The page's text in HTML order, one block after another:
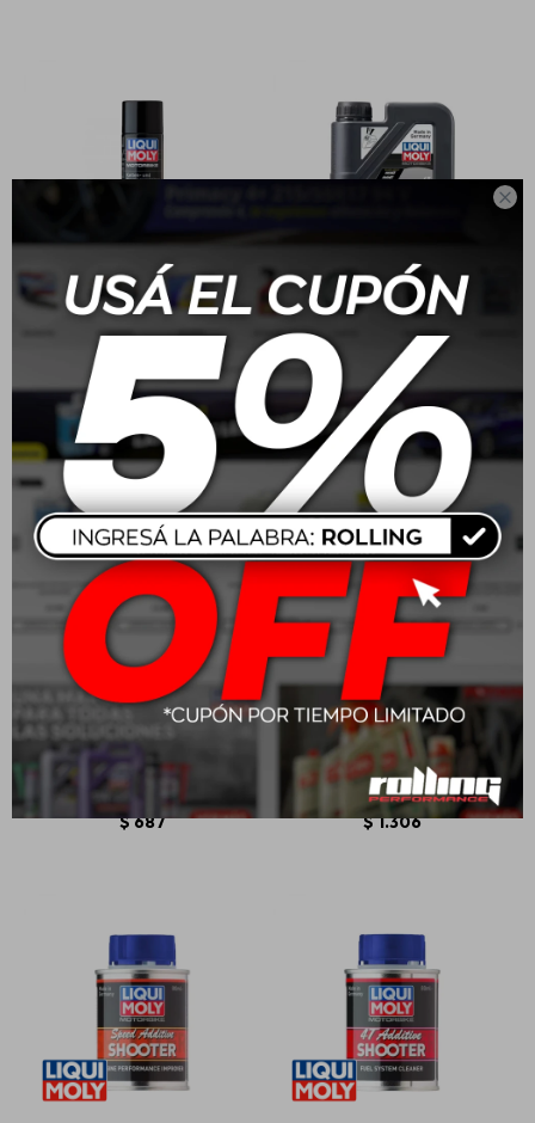

Liqui Moly Motorbike
Limpiador de cadenas
500ml
$657
Motorbike 4T 1L
840
15W50 Liqui Moly
Motorbike 4T Street 1L
$687
5W40 Liqui Moly
Motorbike 4T Synth 1L
$1.306